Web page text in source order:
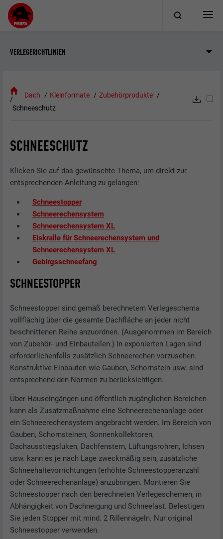
VERLEGERICHTLINIEN
Dach Kleinformate
Zubehörprodukte
Schneeschutz
SCHNEESCHUTZ
Klicken Sie auf das gewünschte Thema, um direkt zur
entsprechenden Anleitung zu gelangen:
Schneestopper
Schneerechensystem
Schneerechensystem XL
Eiskralle für Schneerechensystem und
Schneerechensystem XL
Gebirgsschneefang
SCHNEESTOPPER
Schneestopper sind gemäß berechnetem Verlegeschema
vollflächig über die gesamte Dachfläche an jeder nicht
beschnittenen Reihe anzuordnen. (Ausgenommen im Bereich
von Zubehör- und Einbauteilen.) In exponierten Lagen sind
erforderlichenfalls zusätzlich Schneerechen vorzusehen.
Konstruktive Einbauten wie Gauben, Schornstein usw. sind
entsprechend den Normen zu berücksichtigen.
Über Hauseingängen und öffentlich zugänglichen Bereichen
kann als Zusatzmaßnahme eine Schneerechenanlage oder
ein Schneerechensystem angebracht werden. Im Bereich von
Gauben, Schornsteinen, Sonnenkollektoren,
Dachausstiegsluken, Dachfenstern, Lüftungsrohren, Ichsen
usw. kann es je nach Lage zweckmäßig sein, zusätzliche
Schneehaltevorrichtungen (erhöhte Schneestopperanzahl
oder Schneerechenanlage) anzubringen. Montieren Sie
Schneestopper nach den berechneten Verlegeschemen, in
Abhängigkeit von Dachneigung und Schneelast. Befestigen
Sie jeden Stopper mit mind. 2 Rillennägeln. Nur original
Schneestopper verwenden.